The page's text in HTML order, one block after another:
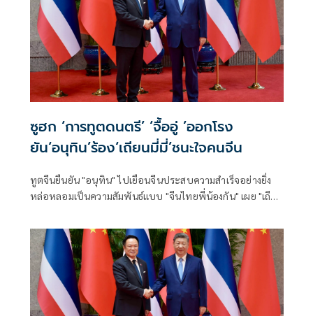
ระดมพลังคนไทยยกกำลังประเทศ
ซูฮก ‘การทูตดนตรี’ ‘จื้ออู่ ’ออกโรง
ยัน‘อนุทิน’ร้อง‘เถียนมี่มี่’ชนะใจคนจีน
ทูตจีนยืนยัน "อนุทิน" ไปเยือนจีนประสบความสำเร็จอย่างยิ่ง
หล่อหลอมเป็นความสัมพันธ์แบบ "จีนไทยพี่น้องกัน" เผย "เถีย
นายกฯ